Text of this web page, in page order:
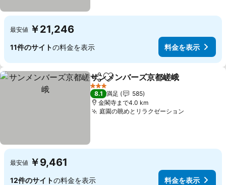
最安値 ￥21,246
11件のサイトの料金を表示 料金を表示
シェアお気に入りに追加
サンメンバーズ京都嵯峨
3 ホテルのランク
8.1 満足
585
金閣寺まで4.0 km
庭園の眺めとリラクゼーション
最安値 ￥9,461
12件のサイトの料金を表示 料金を表示